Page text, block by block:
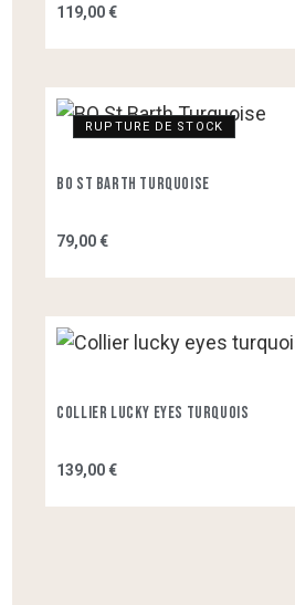
119,00 €
RUPTURE DE STOCK
BO St Barth Turquoise
79,00 €
Collier Lucky Eyes Turquois
139,00 €